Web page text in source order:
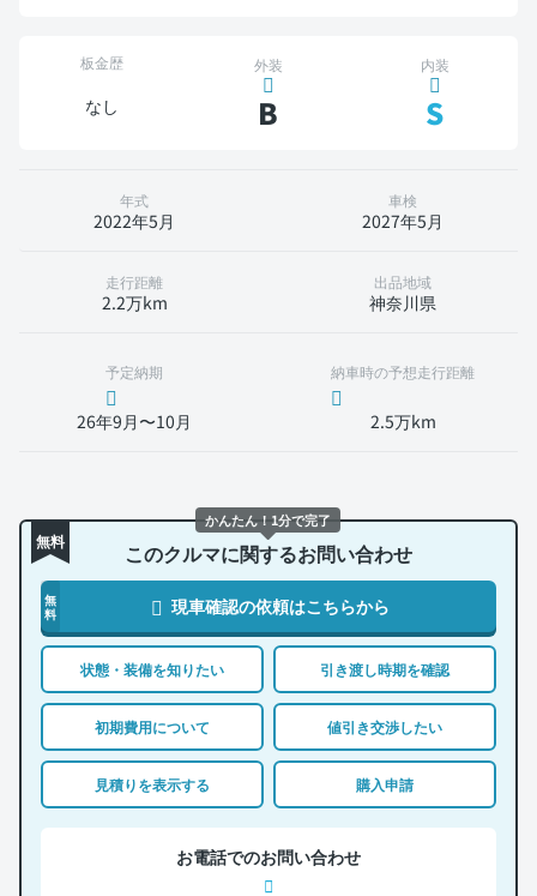
板金歴
なし
外装
B
内装
S
年式
2022年5月
車検
2027年5月
走行距離
2.2万km
出品地域
神奈川県
予定納期
26年9月〜10月
納車時の予想走行距離
2.5万km
無料 このクルマに関するお問い合わせ
無
料
現車確認の依頼はこちらから
状態・装備を知りたい 引き渡し時期を確認
初期費用について 値引き交渉したい
見積りを表示する 購入申請
お電話でのお問い合わせ
かんたん！1分で完了